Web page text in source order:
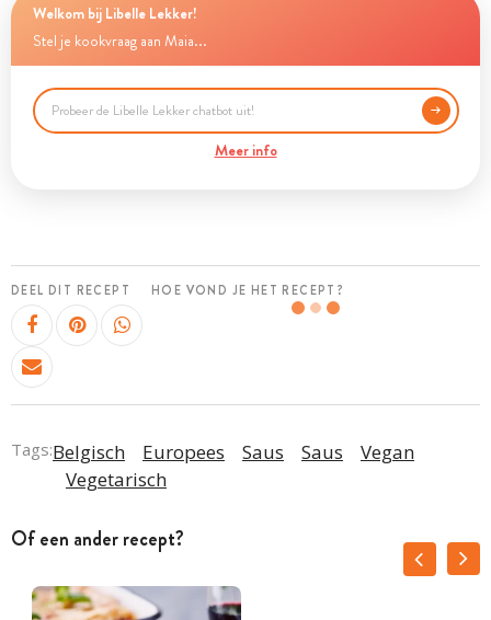
Welkom bij Libelle Lekker!
Stel je kookvraag aan Maia...
Meer info
DEEL DIT RECEPT HOE VOND JE HET RECEPT?
Tags:Belgisch Europees Saus Saus
Vegan
Vegetarisch
Of een ander recept?